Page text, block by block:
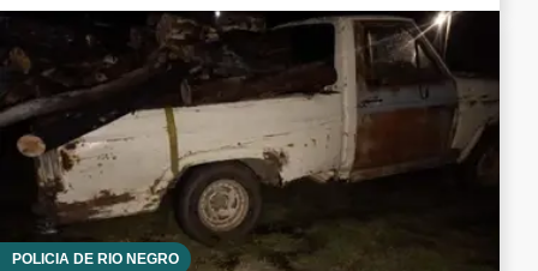
POLICÍA DE RÍO NEGRO